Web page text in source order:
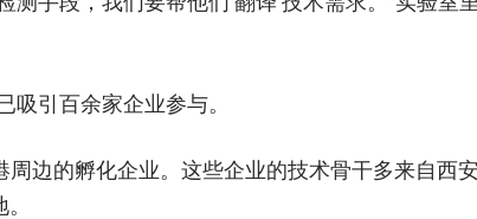
吸引百余家企业参与。
边的孵化企业。这些企业的技术骨干多来自西